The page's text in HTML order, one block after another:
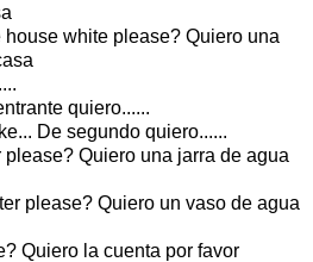
white please? Quiero una
quiero......
De segundo quiero......
Quiero una jarra de agua
please? Quiero un vaso de agua
Quiero la cuenta por favor